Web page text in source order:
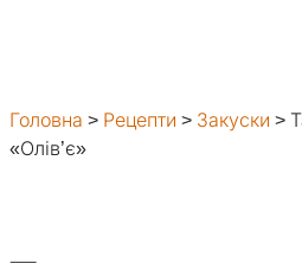
Головна > Рецепти > Закуски >
«Олів’є»